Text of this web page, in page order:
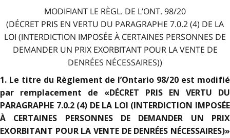
MODIFIANT LE RÈGL. DE L’ONT. 98/20
(DÉCRET PRIS EN VERTU DU PARAGRAPHE 7.0.2 (4) DE LA
LOI (INTERDICTION IMPOSÉE À CERTAINES PERSONNES DE
DEMANDER UN PRIX EXORBITANT POUR LA VENTE DE
DENRÉES NÉCESSAIRES))
1. Le titre du Règlement de l’Ontario 98/20 est modifié
par remplacement de «DÉCRET PRIS EN VERTU DU
PARAGRAPHE 7.0.2 (4) DE LA LOI (INTERDICTION IMPOSÉE
À CERTAINES PERSONNES DE DEMANDER UN PRIX
EXORBITANT POUR LA VENTE DE DENRÉES NÉCESSAIRES)»